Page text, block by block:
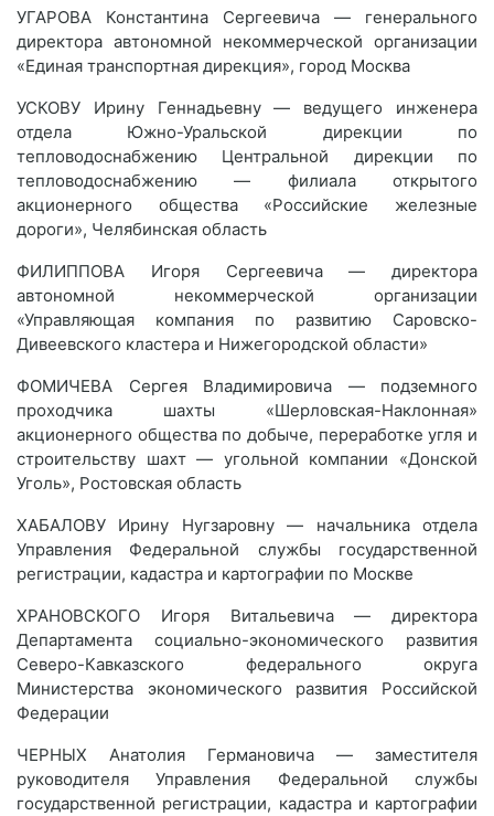
УГАРОВА Константина Сергеевича — генерального
директора автономной некоммерческой организации
«Единая транспортная дирекция», город Москва
УСКОВУ Ирину Геннадьевну — ведущего инженера
отдела Южно-Уральской дирекции по
тепловодоснабжению Центральной дирекции по
тепловодоснабжению — филиала открытого
акционерного общества «Российские железные
дороги», Челябинская область
ФИЛИППОВА Игоря Сергеевича — директора
автономной некоммерческой организации
«Управляющая компания по развитию Саровско-
Дивеевского кластера и Нижегородской области»
ФОМИЧЕВА Сергея Владимировича — подземного
проходчика шахты «Шерловская-Наклонная»
акционерного общества по добыче, переработке угля и
строительству шахт — угольной компании «Донской
Уголь», Ростовская область
ХАБАЛОВУ Ирину Нугзаровну — начальника отдела
Управления Федеральной службы государственной
регистрации, кадастра и картографии по Москве
ХРАНОВСКОГО Игоря Витальевича — директора
Департамента социально-экономического развития
Северо-Кавказского федерального округа
Министерства экономического развития Российской
Федерации
ЧЕРНЫХ Анатолия Германовича — заместителя
руководителя Управления Федеральной службы
государственной регистрации, кадастра и картографии